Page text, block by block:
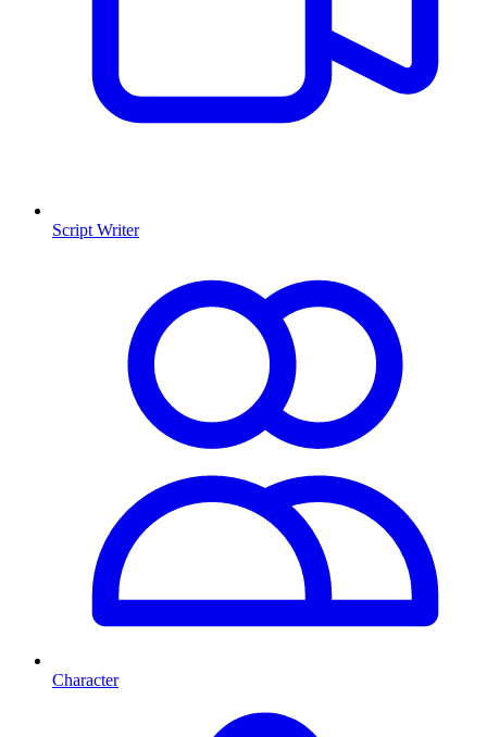
Script Writer
Character